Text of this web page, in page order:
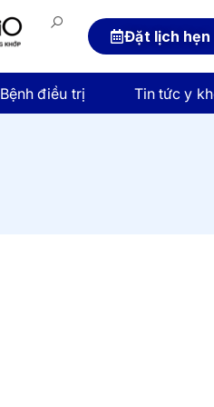
Đặt lịch hẹn
Bệnh điều trị Tin tức y